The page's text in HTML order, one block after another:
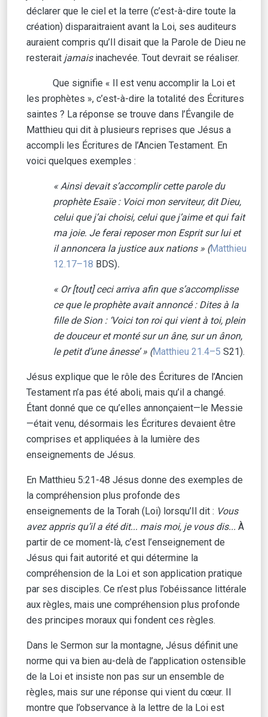
déclarer que le ciel et la terre (c’est-à-dire toute la
création) disparaitraient avant la Loi, ses auditeurs
auraient compris qu’Il disait que la Parole de Dieu ne
resterait jamaisinachevée. Tout devrait se réaliser.
Que signifie « Il est venu accomplir la Loi et
les prophètes », c’est-à-dire la totalité des Écritures
saintes ? La réponse se trouve dans l’Évangile de
Matthieu qui dit à plusieurs reprises que Jésus a
accompli les Écritures de l’Ancien Testament. En
voici quelques exemples :
« Ainsi devait s’accomplir cette parole du
prophète Esaïe : Voici mon serviteur, dit Dieu,
celui que j’ai choisi, celui que j’aime et qui fait
ma joie. Je ferai reposer mon Esprit sur lui et
il annoncera la justice aux nations » (Matthieu
12.17–18 BDS).
« Or [tout] ceci arriva afin que s’accomplisse
ce que le prophète avait annoncé : Dites à la
fille de Sion : ‘Voici ton roi qui vient à toi, plein
de douceur et monté sur un âne, sur un ânon,
le petit d’une ânesse’ » (Matthieu 21.4–5 S21).
Jésus explique que le rôle des Écritures de l’Ancien
Testament n’a pas été aboli, mais qu’il a changé.
Étant donné que ce qu’elles annonçaient—le Messie
—était venu, désormais les Écritures devaient être
comprises et appliquées à la lumière des
enseignements de Jésus.
En Matthieu 5:21-48 Jésus donne des exemples de
la compréhension plus profonde des
enseignements de la Torah (Loi) lorsqu’Il dit : Vous
avez appris qu’il a été dit... mais moi, je vous dis... À
partir de ce moment-là, c’est l’enseignement de
Jésus qui fait autorité et qui détermine la
compréhension de la Loi et son application pratique
par ses disciples. Ce n’est plus l’obéissance littérale
aux règles, mais une compréhension plus profonde
des principes moraux qui fondent ces règles.
Dans le Sermon sur la montagne, Jésus définit une
norme qui va bien au-delà de l’application ostensible
de la Loi et insiste non pas sur un ensemble de
règles, mais sur une réponse qui vient du cœur. Il
montre que l’observance à la lettre de la Loi est